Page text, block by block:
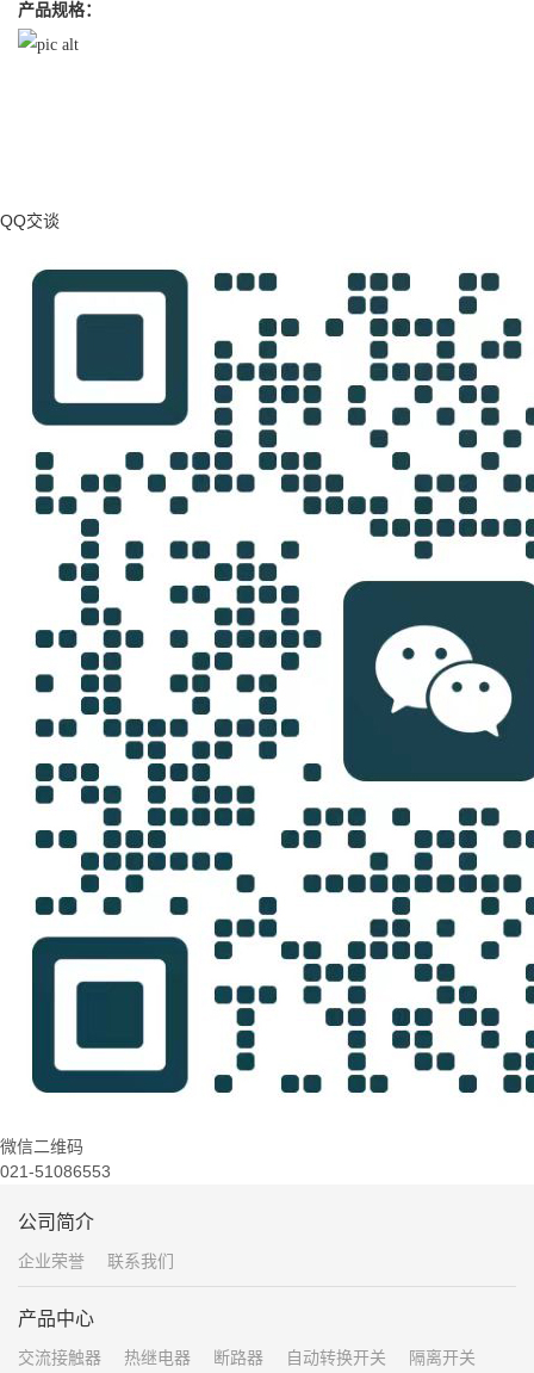
产品规格：
QQ交谈
微信二维码
021-51086553
公司简介
企业荣誉 联系我们
产品中心
交流接触器 热继电器 断路器 自动转换开关 隔离开关